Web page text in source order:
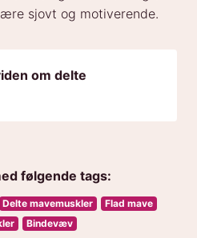
sjovt og motiverende.
om delte
følgende tags:
Delte mavemuskler
Flad mave
Bindevæv